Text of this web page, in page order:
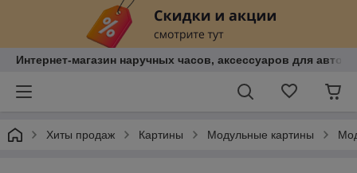
Интернет-магазин наручных часов, аксессуаров для авто,
Хиты продаж Картины Модульные картины